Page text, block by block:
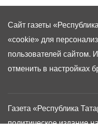
Газета «Республика
политическое издание
Сайт газеты
«cookie» для
пользователей сайтом.
отменить в настройках